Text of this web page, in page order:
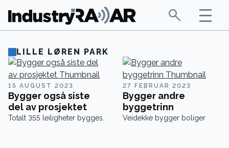
LILLE LØREN PARK
15 AUGUST 2023
Bygger også siste
del av prosjektet
Totalt 355 leiligheter bygges.
27 FEBRUAR 2023
Bygger andre
byggetrinn
Veidekke bygger boliger